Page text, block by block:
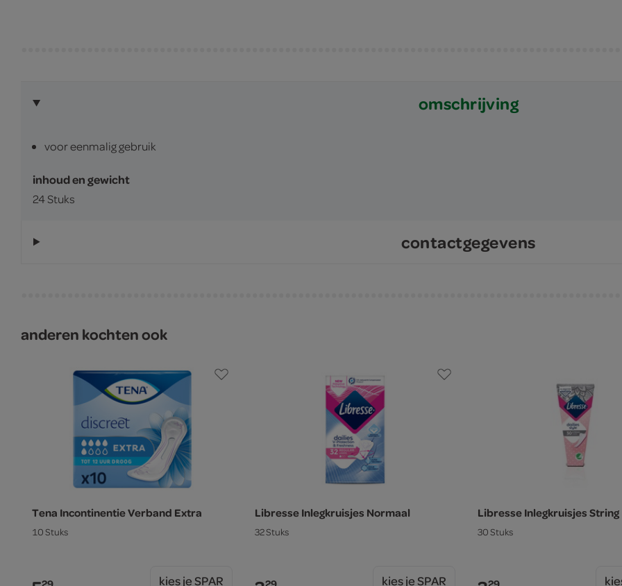
omschrijving
voor eenmalig gebruik
inhoud en gewicht
24 Stuks
contactgegevens
anderen kochten ook
Tena Incontinentie Verband Extra
10 Stuks
kies je SPAR
Libresse Inlegkruisjes Normaal
32 Stuks
kies je SPAR
Libresse Inlegkruisjes String
30 Stuks